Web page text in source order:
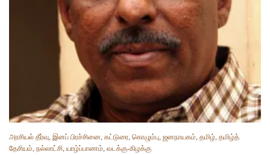
அரசியல் தீர்வு, இனப் பிரச்சினை, கட்டுரை, கொழும்பு, ஜனநாயகம், தமிழ், தமிழ்த்
தேசியம், நல்லாட்சி, யாழ்ப்பாணம், வடக்கு-கிழக்கு